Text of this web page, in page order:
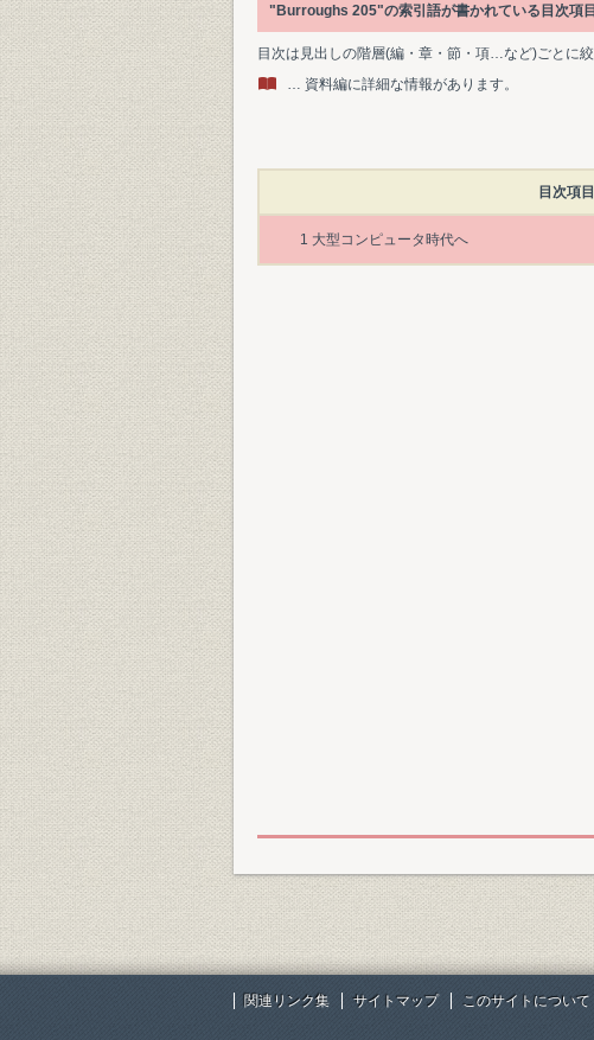
"Burroughs 205"の索引語が書かれている目次項
目次は見出しの階層(編・章・節・項…など)ごとに
… 資料編に詳細な情報があります。
目次項目
1 大型コンピュータ時代へ
関連リンク集 サイトマップ このサイトについて